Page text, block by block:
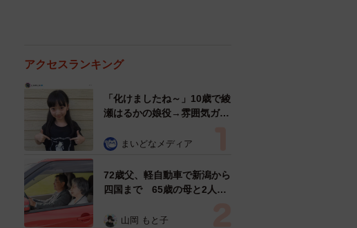
アクセスランキング
「化けましたね～」10歳で綾
瀬はるかの娘役→雰囲気ガラ
雰囲気が」「宝塚に入れそ
まいどなメディア
72歳父、軽自動車で新潟から
四国まで 65歳の母と2人で
憩まで分刻み… 「大学生で
山岡 もと子